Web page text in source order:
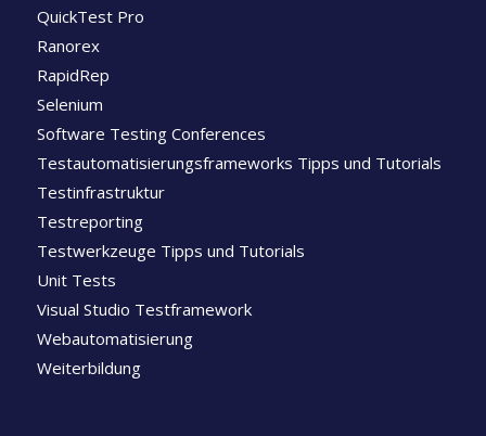
QuickTest Pro
Ranorex
RapidRep
Selenium
Software Testing Conferences
Testautomatisierungsframeworks Tipps und Tutorials
Testinfrastruktur
Testreporting
Testwerkzeuge Tipps und Tutorials
Unit Tests
Visual Studio Testframework
Webautomatisierung
Weiterbildung